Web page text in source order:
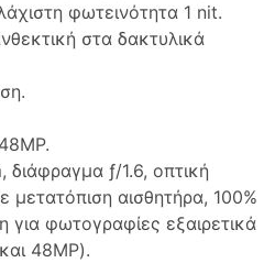
φωτεινότητα 1 nit.
στα δακτυλικά
ƒ/1.6, οπτική
μετατόπιση αισθητήρα, 100%
για φωτογραφίες εξαιρετικά
48MP).